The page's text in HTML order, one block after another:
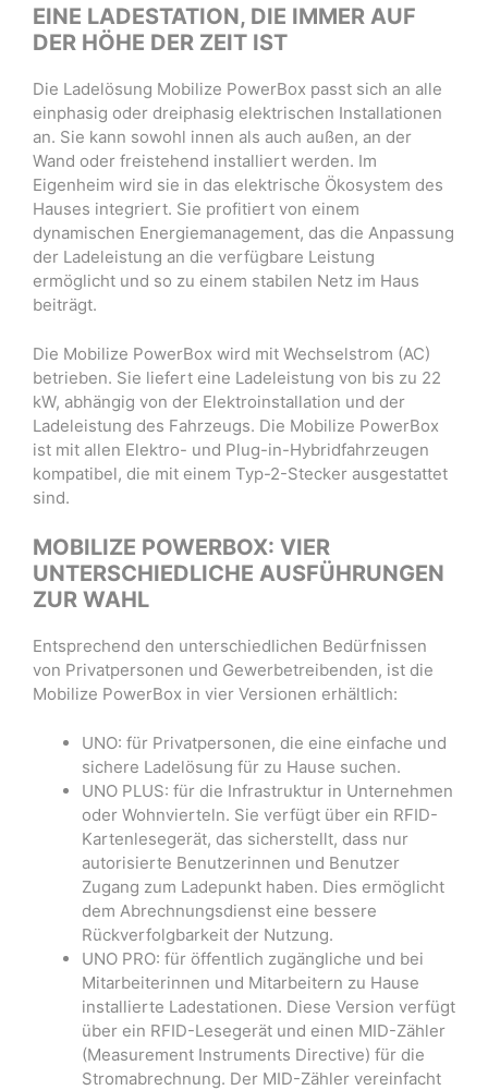
EINE LADESTATION, DIE IMMER AUF
DER HÖHE DER ZEIT IST
Die Ladelösung Mobilize PowerBox passt sich an alle
einphasig oder dreiphasig elektrischen Installationen
an. Sie kann sowohl innen als auch außen, an der
Wand oder freistehend installiert werden. Im
Eigenheim wird sie in das elektrische Ökosystem des
Hauses integriert. Sie profitiert von einem
dynamischen Energiemanagement, das die Anpassung
der Ladeleistung an die verfügbare Leistung
ermöglicht und so zu einem stabilen Netz im Haus
beiträgt.
Die Mobilize PowerBox wird mit Wechselstrom (AC)
betrieben. Sie liefert eine Ladeleistung von bis zu 22
kW, abhängig von der Elektroinstallation und der
Ladeleistung des Fahrzeugs. Die Mobilize PowerBox
ist mit allen Elektro- und Plug-in-Hybridfahrzeugen
kompatibel, die mit einem Typ-2-Stecker ausgestattet
sind.
MOBILIZE POWERBOX: VIER
UNTERSCHIEDLICHE AUSFÜHRUNGEN
ZUR WAHL
Entsprechend den unterschiedlichen Bedürfnissen
von Privatpersonen und Gewerbetreibenden, ist die
Mobilize PowerBox in vier Versionen erhältlich:
UNO: für Privatpersonen, die eine einfache und
sichere Ladelösung für zu Hause suchen.
UNO PLUS: für die Infrastruktur in Unternehmen
oder Wohnvierteln. Sie verfügt über ein RFID-
Kartenlesegerät, das sicherstellt, dass nur
autorisierte Benutzerinnen und Benutzer
Zugang zum Ladepunkt haben. Dies ermöglicht
dem Abrechnungsdienst eine bessere
Rückverfolgbarkeit der Nutzung.
UNO PRO: für öffentlich zugängliche und bei
Mitarbeiterinnen und Mitarbeitern zu Hause
installierte Ladestationen. Diese Version verfügt
über ein RFID-Lesegerät und einen MID-Zähler
(Measurement Instruments Directive) für die
Stromabrechnung. Der MID-Zähler vereinfacht